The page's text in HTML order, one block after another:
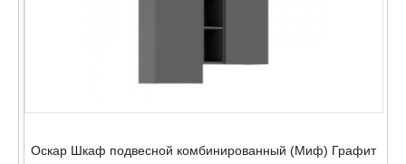
Оскар Шкаф подвесной комбинированный (Миф) Графит